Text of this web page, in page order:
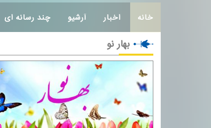
خانه اخبار آرشیو چند رسانه ای
بهار نو